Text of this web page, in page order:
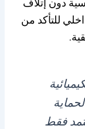
دون إتلاف
للتأكد من
فقط